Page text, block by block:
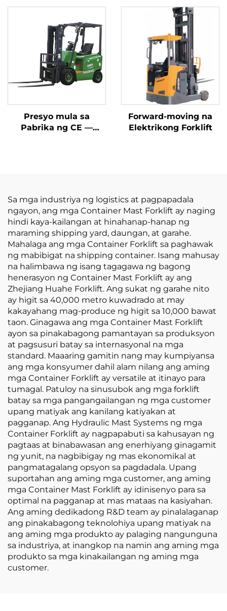
May Simpleng
ng Karga hanggang 7
metro
Battery at May
Kapasidad na 1.0 Ton
na Ginawa sa Tsina ay
may Makatwirang
Presyo
Presyo mula sa
Pabrika ng CE —
Lahat ng Uri ng
Terreno
Forward-moving na
Elektrikong Forklift
Sa mga industriya ng logistics at pagpapadala
ngayon, ang mga Container Mast Forklift ay naging
hindi kaya-kailangan at hinahanap-hanap ng
maraming shipping yard, daungan, at garahe.
Mahalaga ang mga Container Forklift sa paghawak
ng mabibigat na shipping container. Isang mahusay
na halimbawa ng isang tagagawa ng bagong
henerasyon ng Container Mast Forklift ay ang
Zhejiang Huahe Forklift. Ang sukat ng garahe nito
ay higit sa 40,000 metro kuwadrado at may
kakayahang mag-produce ng higit sa 10,000 bawat
taon. Ginagawa ang mga Container Mast Forklift
ayon sa pinakabagong pamantayan sa produksyon
at pagsusuri batay sa internasyonal na mga
standard. Maaaring gamitin nang may kumpiyansa
ang mga konsyumer dahil alam nilang ang aming
mga Container Forklift ay versatile at itinayo para
tumagal. Patuloy na sinusubok ang mga forklift
batay sa mga pangangailangan ng mga customer
upang matiyak ang kanilang katiyakan at
pagganap. Ang Hydraulic Mast Systems ng mga
Container Forklift ay nagpapabuti sa kahusayan ng
pagtaas at binabawasan ang enerhiyang ginagamit
ng yunit, na nagbibigay ng mas ekonomikal at
pangmatagalang opsyon sa pagdadala. Upang
suportahan ang aming mga customer, ang aming
mga Container Mast Forklift ay idinisenyo para sa
optimal na pagganap at mas mataas na kasiyahan.
Ang aming dedikadong R&D team ay pinalalaganap
ang pinakabagong teknolohiya upang matiyak na
ang aming mga produkto ay palaging nangunguna
sa industriya, at inangkop na namin ang aming mga
produkto sa mga kinakailangan ng aming mga
customer.